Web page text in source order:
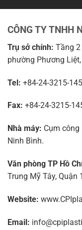
CÔNG TY TNHH
Trụ sở chính: Tầng 2
phường Phương
Tel: +84-24-3215-
Fax: +84-24-3215-
Nhà máy: Cụm công
Ninh Bình.
Văn phòng TP Hồ
Trung Mỹ Tây, Quận
Website:
Email: